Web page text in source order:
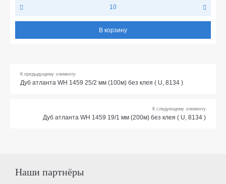
10
В корзину
К предыдущему элементу
Дуб атланта WH 1459 25/2 мм (100м) без клея ( U, 8134 )
К следующему элементу
Дуб атланта WH 1459 19/1 мм (200м) без клея ( U, 8134 )
Наши партнёры